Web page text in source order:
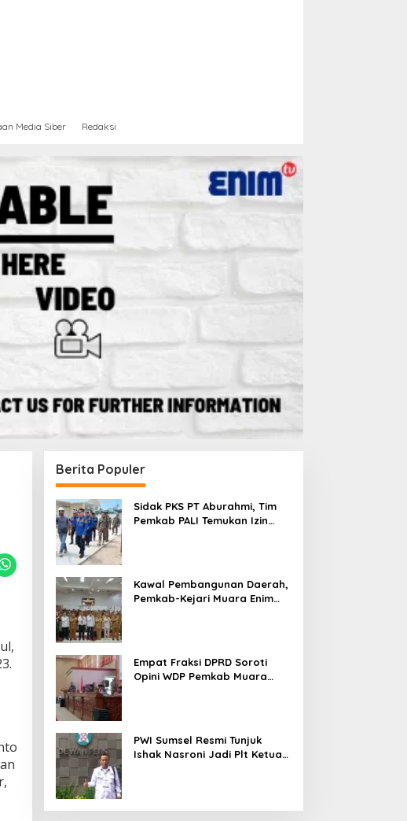
Media Siber Redaksi
Berita Populer
Sidak PKS PT Aburahmi, Tim
Pemkab PALI Temukan Izin
Kawal Pembangunan Daerah,
Pemkab-Kejari Muara Enim
Empat Fraksi DPRD Soroti
Opini WDP Pemkab Muara
PWI Sumsel Resmi Tunjuk
Ishak Nasroni Jadi Plt Ketua